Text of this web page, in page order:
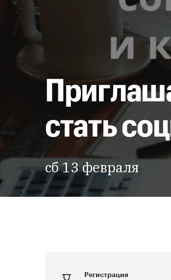
стать
сб 13 февраля
Регистрация